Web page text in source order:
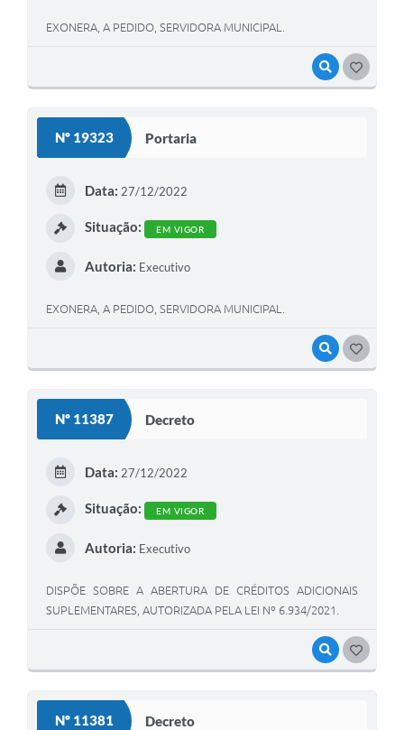
VISUALIZAR
EXONERA, A PEDIDO, SERVIDORA MUNICIPAL.
Nº 19323 Portaria
VISUALIZAR
Data: 27/12/2022
Situação: EM VIGOR
Autoria: Executivo
EXONERA, A PEDIDO, SERVIDORA MUNICIPAL.
Nº 11387 Decreto
VISUALIZAR
Data: 27/12/2022
Situação: EM VIGOR
Autoria: Executivo
DISPÕE SOBRE A ABERTURA DE CRÉDITOS ADICIONAIS
SUPLEMENTARES, AUTORIZADA PELA LEI Nº 6.934/2021.
Nº 11381 Decreto